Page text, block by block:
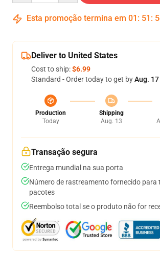
Esta promoção termina em 01 : 51 :
Deliver to United States
Cost to ship:$6.99
Standard - Order today to get byAug.
Production
Today
Shipping
Aug. 13
Transação segura
Entrega mundial na sua porta
Número de rastreamento fornecido para
pacotes
Reembolso total se o produto não for